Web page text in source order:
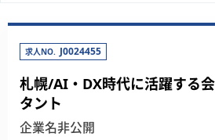
求人NO. J0024455
札幌/AI・DX時代に活躍する
タント
企業名非公開